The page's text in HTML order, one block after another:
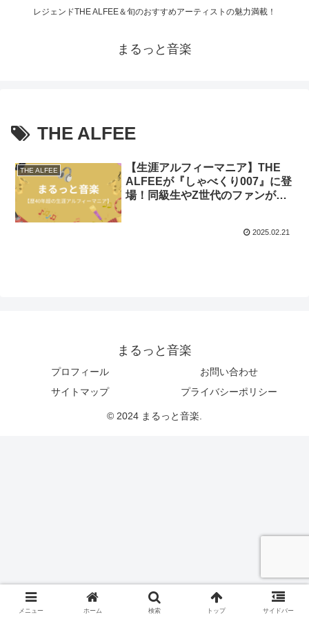
レジェンドTHE ALFEE＆旬のおすすめアーティストの魅力満載！
まるっと音楽
THE ALFEE
THE ALFEE
【生涯アルフィーマニア】THE
ALFEEが『しゃべくり007』に登
場！同級生やZ世代のファンが参
2025.02.21
まるっと音楽
プロフィール
お問い合わせ
サイトマップ
プライバシーポリシー
© 2024 まるっと音楽.
メニュー ホーム 検索 トップ サイドバー